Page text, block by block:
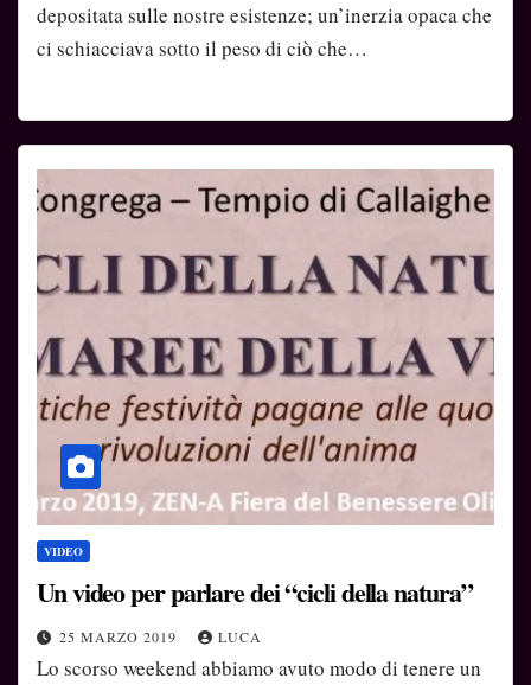
depositata sulle nostre esistenze; un’inerzia opaca che
ci schiacciava sotto il peso di ciò che…
VIDEO
Un video per parlare dei “cicli della natura”
25 MARZO 2019 LUCA
Lo scorso weekend abbiamo avuto modo di tenere un